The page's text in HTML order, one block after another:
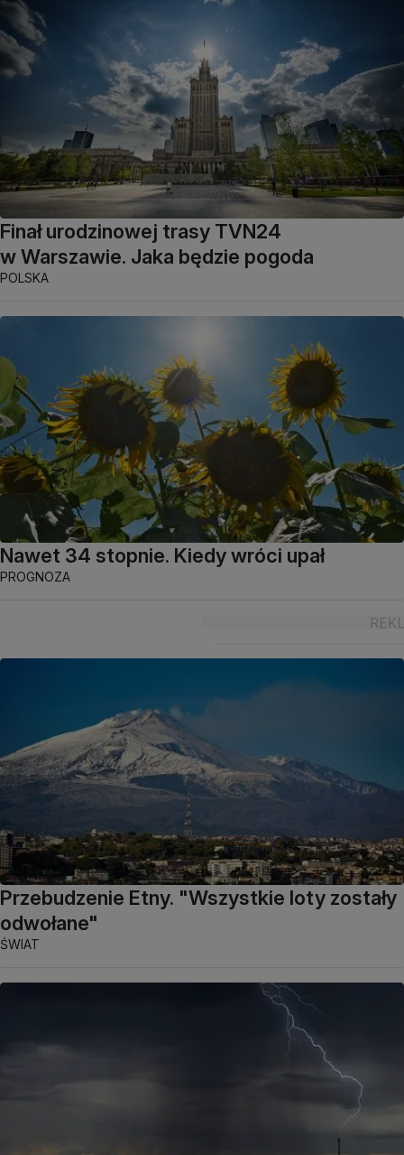
Finał urodzinowej trasy TVN24
w Warszawie. Jaka będzie pogoda
POLSKA
Nawet 34 stopnie. Kiedy wróci upał
PROGNOZA
Przebudzenie Etny. "Wszystkie loty zostały
odwołane"
ŚWIAT